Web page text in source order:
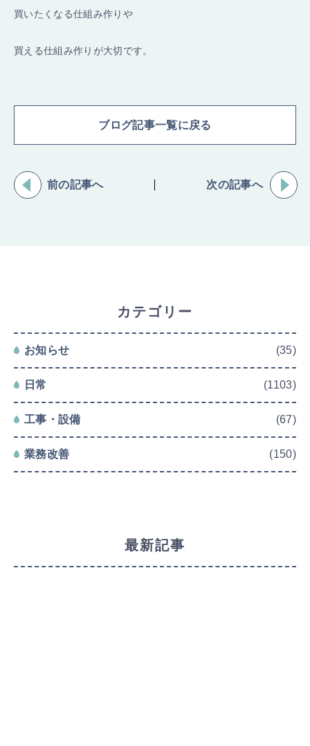
買いたくなる仕組み作りや
買える仕組み作りが大切です。
ブログ記事一覧に戻る
前の記事へ 次の記事へ
カテゴリー
お知らせ (35)
日常 (1103)
工事・設備 (67)
業務改善 (150)
最新記事